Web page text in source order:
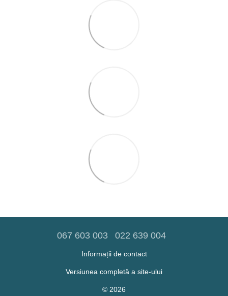
067 603 003 022 639 004
Informații de contact
Versiunea completă a site-ului
© 2026